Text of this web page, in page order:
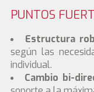
PUNTOS
Estructura
según las
individual.
Cambio bi-